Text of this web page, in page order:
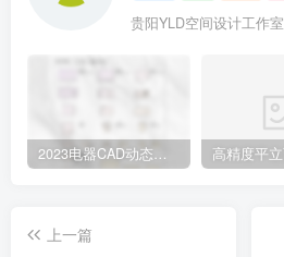
2023电器CAD动态图库
上一篇